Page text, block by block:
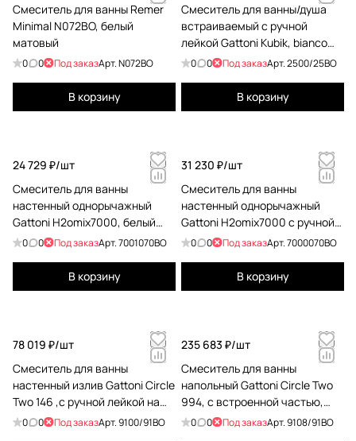
Смеситель для ванны Remer
Minimal N072BO, белый
матовый
0 0 Под заказАрт.N072BO
В корзину
Смеситель для ванны/душа
встраиваемый с ручной
лейкой Gattoni Kubik, bianco
opaco 2500/25BO
0 0 Под заказАрт.2500/25BO
В корзину
24 729 ₽/шт
Смеситель для ванны
настенный однорычажный
Gattoni H2omix7000, белый
матовый 7001070BO
0 0 Под заказАрт.7001070BO
В корзину
31 230 ₽/шт
Смеситель для ванны
настенный однорычажный
Gattoni H2omix7000 с ручной
лейкой и держателем, bianco
0 0 Под заказАрт.7000070BO
В корзину
78 019 ₽/шт
Смеситель для ванны
настенный излив Gattoni Circle
Two 146 ,с ручной лейкой на
держателе, bianco opaco
0 0 Под заказАрт.9100/91BO
235 683 ₽/шт
Смеситель для ванны
напольный Gattoni Circle Two
994, с встроенной частью,
bianco opaco 9108/91BO
0 0 Под заказАрт.9108/91BO